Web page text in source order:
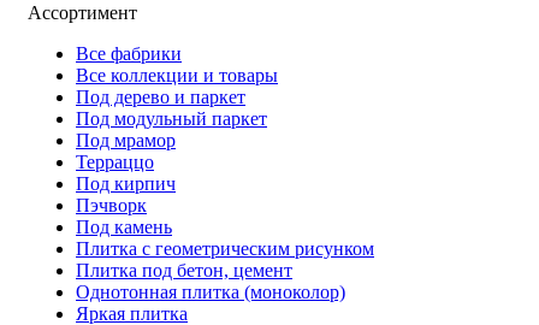
Ассортимент
Все фабрики
Все коллекции и товары
Под дерево и паркет
Под модульный паркет
Под мрамор
Терраццо
Под кирпич
Пэчворк
Под камень
Плитка с геометрическим рисунком
Плитка под бетон, цемент
Однотонная плитка (моноколор)
Яркая плитка